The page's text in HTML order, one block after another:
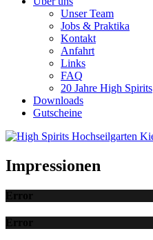
Unser Team
Jobs & Praktika
Kontakt
Anfahrt
Links
FAQ
20 Jahre High Spirits
Downloads
Gutscheine
Impressionen
Error
Error